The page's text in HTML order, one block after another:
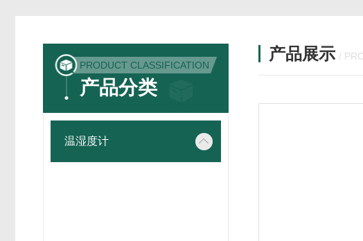
PRODUCT CLASSIFICATION
产品分类
温湿度计
产品展示 /